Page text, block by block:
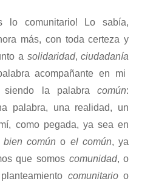
lo comunitario! Lo sabía,
más, con toda certeza y
a solidaridad,ciudadanía
acompañante en mi
siendo la palabracomún:
palabra, una realidad, un
como pegada, ya sea en
bien común o el común, ya
que somos comunidad, o
comunitarioo